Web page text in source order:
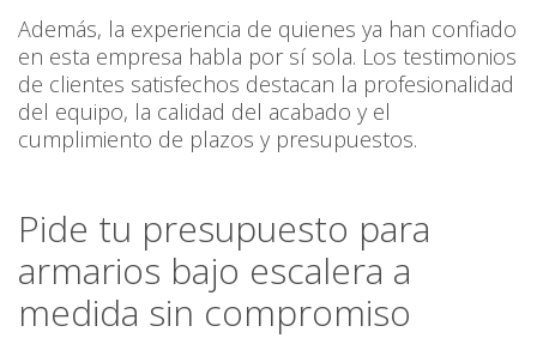
Además, la experiencia de quienes ya han confiado
en esta empresa habla por sí sola. Los testimonios
de clientes satisfechos destacan la profesionalidad
del equipo, la calidad del acabado y el
cumplimiento de plazos y presupuestos.
Pide tu presupuesto para
armarios bajo escalera a
medida sin compromiso